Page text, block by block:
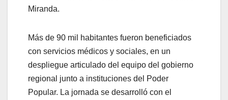
Miranda.
Más de 90 mil habitantes fueron beneficiados
con servicios médicos y sociales, en un
despliegue articulado del equipo del gobierno
regional junto a instituciones del Poder
Popular. La jornada se desarrolló con el